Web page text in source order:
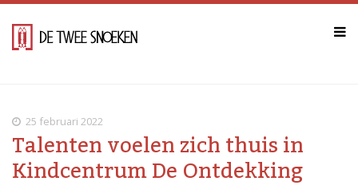
25 februari 2022
Talenten voelen zich thuis in
Kindcentrum De Ontdekking